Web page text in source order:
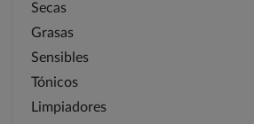
Secas
Grasas
Sensibles
Tónicos
Limpiadores